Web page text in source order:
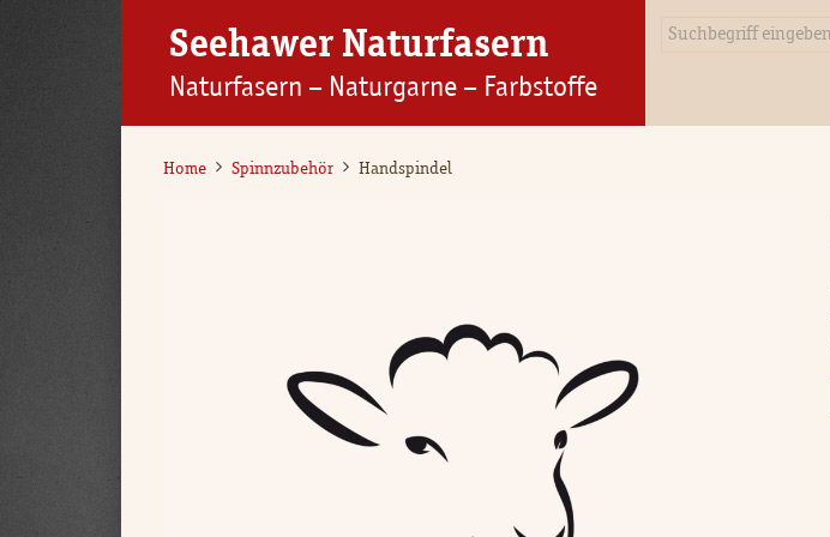
Seehawer Naturfasern
Naturfasern – Naturgarne – Farbstoffe
Home Spinnzubehör Handspindel